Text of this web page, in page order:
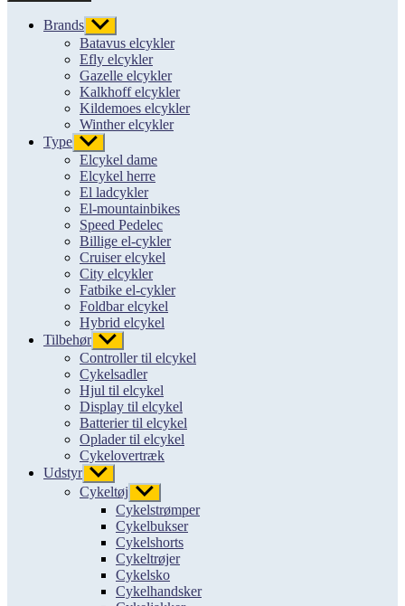
Brands Vis
undermenu
Batavus elcykler
Efly elcykler
Gazelle elcykler
Kalkhoff elcykler
Kildemoes elcykler
Winther elcykler
Type Vis
undermenu
Elcykel dame
Elcykel herre
El ladcykler
El-mountainbikes
Speed Pedelec
Billige el-cykler
Cruiser elcykel
City elcykler
Fatbike el-cykler
Foldbar elcykel
Hybrid elcykel
Tilbehør Vis
undermenu
Controller til elcykel
Cykelsadler
Hjul til elcykel
Display til elcykel
Batterier til elcykel
Oplader til elcykel
Cykelovertræk
Udstyr Vis
undermenu
Cykeltøj Vis
undermenu
Cykelstrømper
Cykelbukser
Cykelshorts
Cykeltrøjer
Cykelsko
Cykelhandsker